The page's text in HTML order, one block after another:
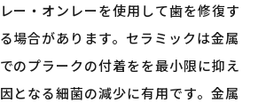
ー・オンレーを使用して歯を修復す
場合があります。セラミックは金属
のプラークの付着をを最小限に抑え
となる細菌の減少に有用です。金属